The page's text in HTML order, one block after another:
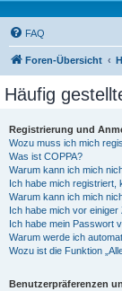
FAQ
Foren-Übersicht
Häufig
Registrierung und
Wozu muss ich mich
Was ist COPPA?
Warum kann ich mich
Ich habe mich registriert,
Warum kann ich mich
Ich habe mich vor
Ich habe mein Passwort
Warum werde ich
Wozu ist die Funktion
Benutzerpräferenzen